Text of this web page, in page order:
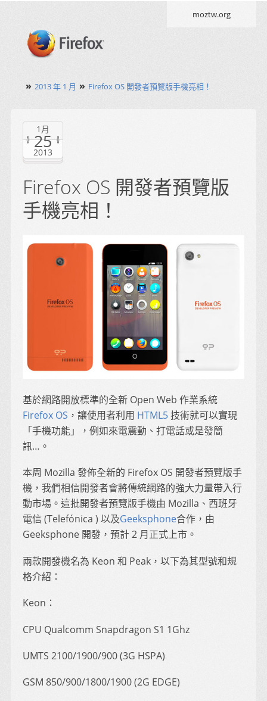
moztw.org
» 2013 年 1 月 » Firefox OS 開發者預覽版手機亮相！
1月
25
2013
Firefox OS 開發者預覽版
手機亮相！
基於網路開放標準的全新 Open Web 作業系統
Firefox OS ，讓使用者利用 HTML5技術就可以實現
「手機功能」，例如來電震動、打電話或是發簡
訊…。
本周 Mozilla 發佈全新的 Firefox OS 開發者預覽版手
機，我們相信開發者會將傳統網路的強大力量帶入行
動市場。這批開發者預覽版手機由 Mozilla、西班牙
電信 (Telefónica ) 以及Geeksphone合作，由
Geeksphone 開發，預計 2 月正式上市。
兩款開發機名為 Keon 和 Peak，以下為其型號和規
格介紹：
Keon：
CPU Qualcomm Snapdragon S1 1Ghz
UMTS 2100/1900/900 (3G HSPA)
GSM 850/900/1800/1900 (2G EDGE)